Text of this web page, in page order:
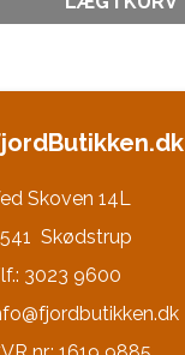
Skoven 14L
Skødstrup
3023 9600